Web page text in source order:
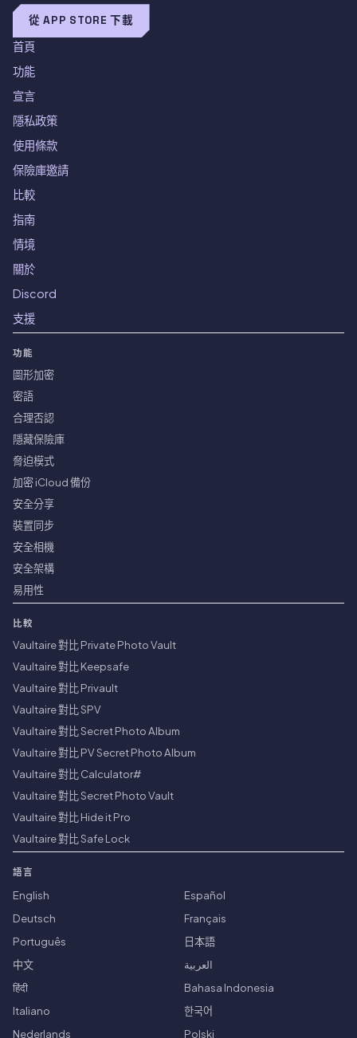
從 APP STORE 下載
首頁
功能
宣言
隱私政策
使用條款
保險庫邀請
比較
指南
情境
關於
Discord
支援
功能
圖形加密
密語
合理否認
隱藏保險庫
脅迫模式
加密 iCloud 備份
安全分享
裝置同步
安全相機
安全架構
易用性
比較
Vaultaire 對比 Private Photo Vault
Vaultaire 對比 Keepsafe
Vaultaire 對比 Privault
Vaultaire 對比 SPV
Vaultaire 對比 Secret Photo Album
Vaultaire 對比 PV Secret Photo Album
Vaultaire 對比 Calculator#
Vaultaire 對比 Secret Photo Vault
Vaultaire 對比 Hide it Pro
Vaultaire 對比 Safe Lock
語言
English
Español
Deutsch
Français
Português
日本語
中文
العربية
हिंदी
Bahasa Indonesia
Italiano
한국어
Nederlands
Polski